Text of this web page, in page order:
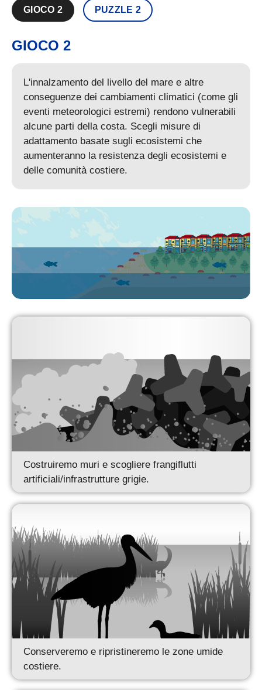
GIOCO 2 PUZZLE 2
GIOCO 2
L'innalzamento del livello del mare e altre
conseguenze dei cambiamenti climatici (come gli
eventi meteorologici estremi) rendono vulnerabili
alcune parti della costa. Scegli misure di
adattamento basate sugli ecosistemi che
aumenteranno la resistenza degli ecosistemi e
delle comunità costiere.
Costruiremo muri e scogliere frangiflutti
artificiali/infrastrutture grigie.
Conserveremo e ripristineremo le zone umide
costiere.